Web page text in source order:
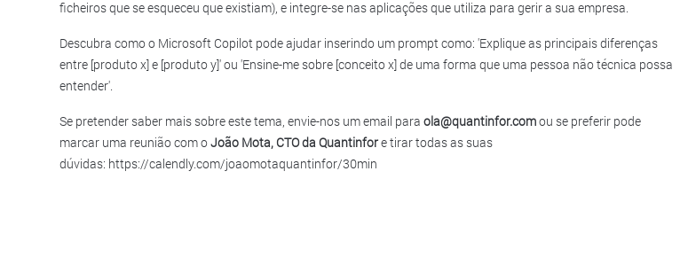
ficheiros que se esqueceu que existiam), e integre-se nas aplicações que utiliza para gerir a sua empresa.
Descubra como o Microsoft Copilot pode ajudar inserindo um prompt como: 'Explique as principais diferenças
entre [produto x] e [produto y]' ou 'Ensine-me sobre [conceito x] de uma forma que uma pessoa não técnica possa
entender'.
Se pretender saber mais sobre este tema, envie-nos um email paraola@quantinfor.comou se preferir pode
marcar uma reunião com oJoão Mota, CTO da Quantinfore tirar todas as suas
dúvidas: https://calendly.com/joaomotaquantinfor/30min